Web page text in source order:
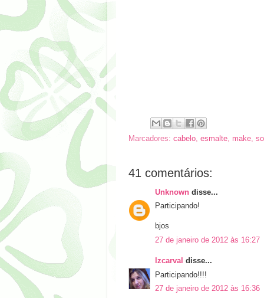
Marcadores: cabelo, esmalte, make,
41 comentários:
Unknown disse...
Participando!
bjos
27 de janeiro de 2012 às 16:27
lzcarval disse...
Participando!!!!
27 de janeiro de 2012 às 16:36